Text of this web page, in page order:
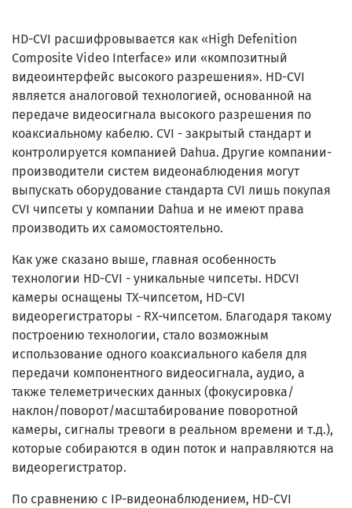
HD-CVI расшифровывается как «High Defenition
Composite Video Interface» или «композитный
видеоинтерфейс высокого разрешения». HD-CVI
является аналоговой технологией, основанной на
передаче видеосигнала высокого разрешения по
коаксиальному кабелю. CVI - закрытый стандарт и
контролируется компанией Dahua. Другие компании-
производители систем видеонаблюдения могут
выпускать оборудование стандарта CVI лишь покупая
CVI чипсеты у компании Dahua и не имеют права
производить их самомостоятельно.
Как уже сказано выше, главная особенность
технологии HD-CVI - уникальные чипсеты. HDCVI
камеры оснащены TX-чипсетом, HD-CVI
видеорегистраторы - RX-чипсетом. Благодаря такому
построению технологии, стало возможным
использование одного коаксиального кабеля для
передачи компонентного видеосигнала, аудио, а
также телеметрических данных (фокусировка/
наклон/поворот/масштабирование поворотной
камеры, сигналы тревоги в реальном времени и т.д.),
которые собираются в один поток и направляются на
видеорегистратор.
По сравнению с IP-видеонаблюдением, HD-CVI